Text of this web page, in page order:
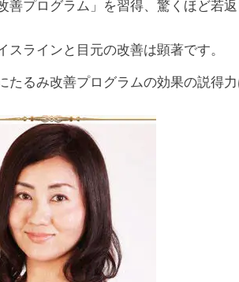
善プログラム」を習得、驚くほど若返
スラインと目元の改善は顕著です。
たるみ改善プログラムの効果の説得